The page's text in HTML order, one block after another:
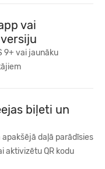
vai
9+ vai jaunāku
biļeti un
daļā parādīsies
aktivizētu QR kodu